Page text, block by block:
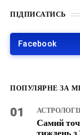
ПІДПИСАТИСЬ
Facebook
ПОПУЛЯРНЕ ЗА
01
Самий